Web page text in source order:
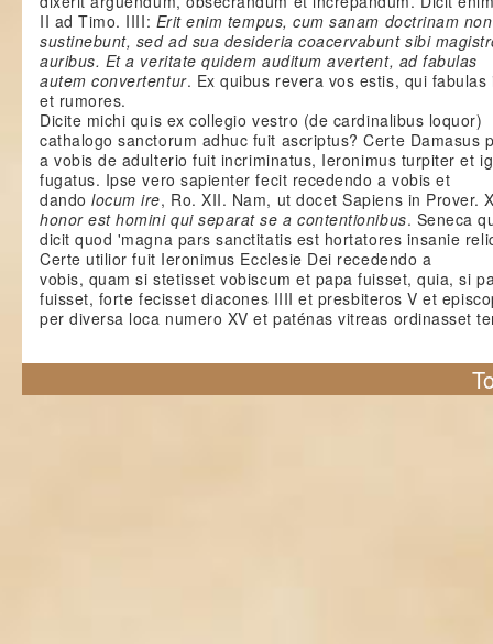
II ad Timo. IIII: Erit enim tempus, cum sanam doctrinam non
sustinebunt, sed ad sua desideria coacervabunt sibi
auribus. Et a veritate quidem auditum avertent, ad fabulas
autem convertentur. Ex quibus revera vos estis, qui fabulas
et rumores.
Dicite michi quis ex collegio vestro (de cardinalibus loquor)
cathalogo sanctorum adhuc fuit ascriptus? Certe Damasus
a vobis de adulterio fuit incriminatus, Ieronimus turpiter et
fugatus. Ipse vero sapienter fecit recedendo a vobis et
dandolocum ire, Ro. XII. Nam, ut docet Sapiens in Prover.
honor est homini qui separat se a contentionibus. Seneca
dicit quod 'magna pars sanctitatis est hortatores insanie
Certe utilior fuit Ieronimus Ecclesie Dei recedendo a
vobis, quam si stetisset vobiscum et papa fuisset, quia, si
fuisset, forte fecisset diacones IIII et presbiteros V et
per diversa loca numero XV et paténas vitreas ordinasset